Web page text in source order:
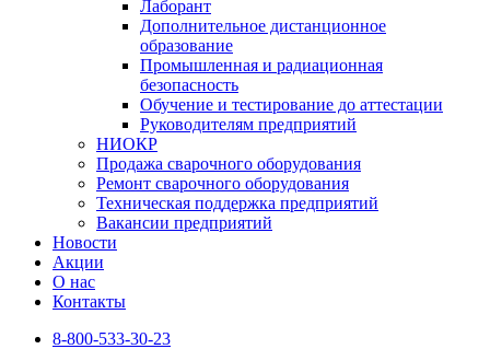
Лаборант
Дополнительное дистанционное
образование
Промышленная и радиационная
безопасность
Обучение и тестирование до аттестации
Руководителям предприятий
НИОКР
Продажа сварочного оборудования
Ремонт сварочного оборудования
Техническая поддержка предприятий
Вакансии предприятий
Новости
Акции
О нас
Контакты
8-800-533-30-23